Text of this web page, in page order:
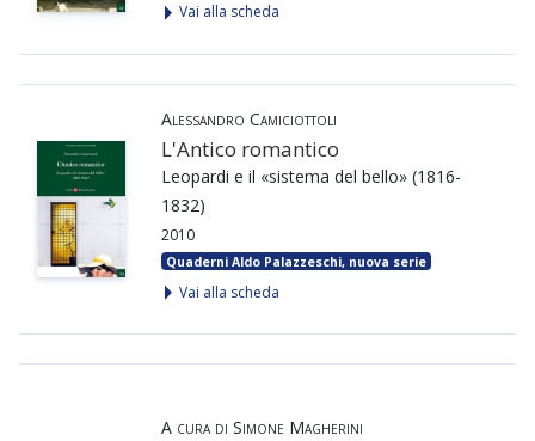
Vai alla scheda
Alessandro Camiciottoli
L'Antico romantico
Leopardi e il «sistema del bello» (1816-
1832)
2010
Quaderni Aldo Palazzeschi, nuova serie
Vai alla scheda
A cura di Simone Magherini